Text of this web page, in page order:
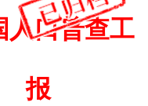
人口普查工
报